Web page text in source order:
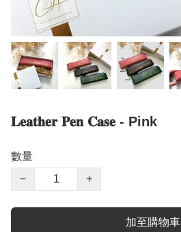
𝐋𝐞𝐚𝐭𝐡𝐞𝐫 𝐏𝐞𝐧 𝐂𝐚𝐬𝐞 - Pink
數量
−
+
加至購物車